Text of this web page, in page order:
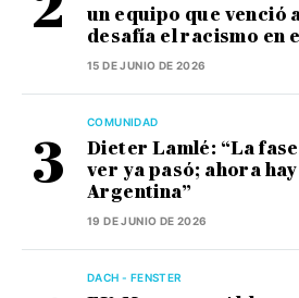
un equipo que venció
desafía el racismo en
15 DE JUNIO DE 2026
COMUNIDAD
Dieter Lamlé: “La
ver ya pasó; ahora
Argentina”
19 DE JUNIO DE 2026
DACH - FENSTER